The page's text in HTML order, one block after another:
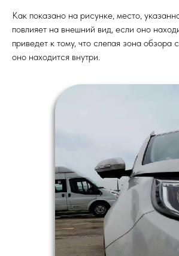
Как показано на рисунке, место,
повлияет на внешний вид, если оно
приведет к тому, что слепая зона обзора
оно находится внутри.